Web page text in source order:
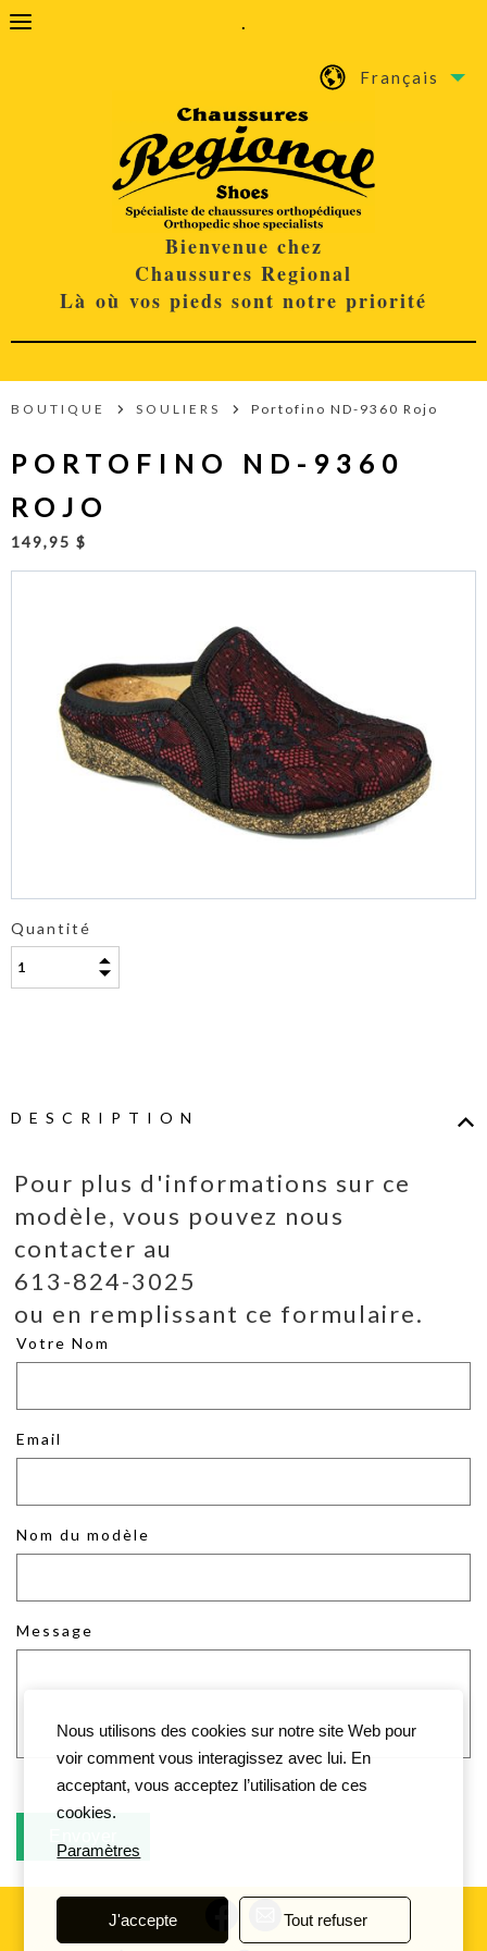
.
Français
Bienvenue chez
Chaussures Regional
Là où vos pieds sont notre priorité
BOUTIQUE SOULIERS Portofino ND-9360 Rojo
PORTOFINO ND-9360
ROJO
149,95 $
Quantité
DESCRIPTION
Pour plus d'informations sur ce
modèle, vous pouvez nous
contacter au
613-824-3025
ou en remplissant ce formulaire.
Votre Nom
Email
Nom du modèle
Message
Nous utilisons des cookies sur notre site Web pour
voir comment vous interagissez avec lui. En
acceptant, vous acceptez l’utilisation de ces
cookies.
Paramètres
J'accepte Tout refuser